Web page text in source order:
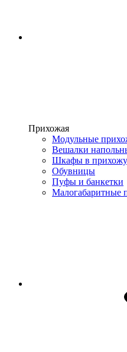
Прихожая
Модульные
Вешалки
Шкафы в
Обувницы
Пуфы и банкетки
Малогабаритные